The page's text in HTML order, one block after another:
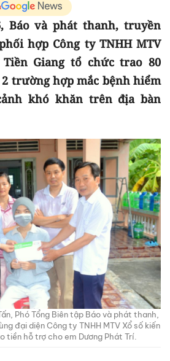
Báo và phát thanh, truyền
hợp Công ty TNHH MTV
Giang tổ chức trao 80
trường hợp mắc bệnh hiểm
khó khăn trên địa bàn
Phó Tổng Biên tập Báo và phát thanh,
đại diện Công ty TNHH MTV Xổ số kiến
tiền hỗ trợ cho em Dương Phát Trí.